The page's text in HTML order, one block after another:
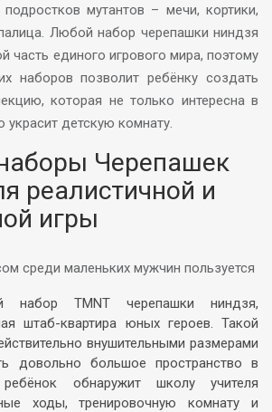
мутантов – мечи, кортики,
Любой набор черепашки ниндзя
часть единого игрового мира, поэтому
наборов позволит ребёнку создать
которая не только интересна в
украсит детскую комнату.
Черепашек
реалистичной и
игры
среди маленьких мужчин пользуется
набор TMNT черепашки ниндзя,
штаб-квартира юных героев. Такой
внушительными размерами
довольно большое пространство в
обнаружит школу учителя
ходы, тренировочную комнату и